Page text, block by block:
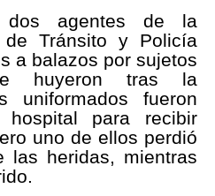
agentes de la
de Tránsito y Policía
a balazos por sujetos
huyeron tras la
uniformados fueron
para recibir
uno de ellos perdió
las heridas, mientras